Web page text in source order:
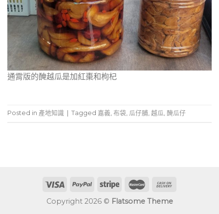
通霄版的醃越瓜是加紅棗和枸杞
Posted in 產地知識 Tagged 嘉義, 布袋, 瓜仔脯, 越瓜, 醃瓜仔
Copyright 2026 © Flatsome Theme